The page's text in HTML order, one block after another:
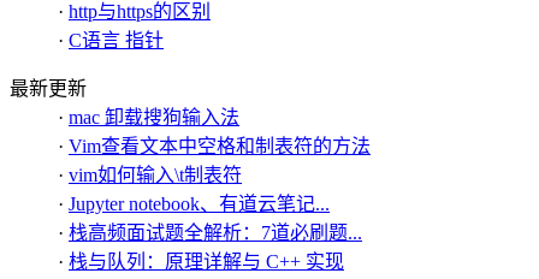
· http与https的区别
· C语言 指针
最新更新
· mac 卸载搜狗输入法
· Vim查看文本中空格和制表符的方法
· vim如何输入\t制表符
· Jupyter notebook、有道云笔记...
· 栈高频面试题全解析：7道必刷题...
· 栈与队列：原理详解与 C++ 实现